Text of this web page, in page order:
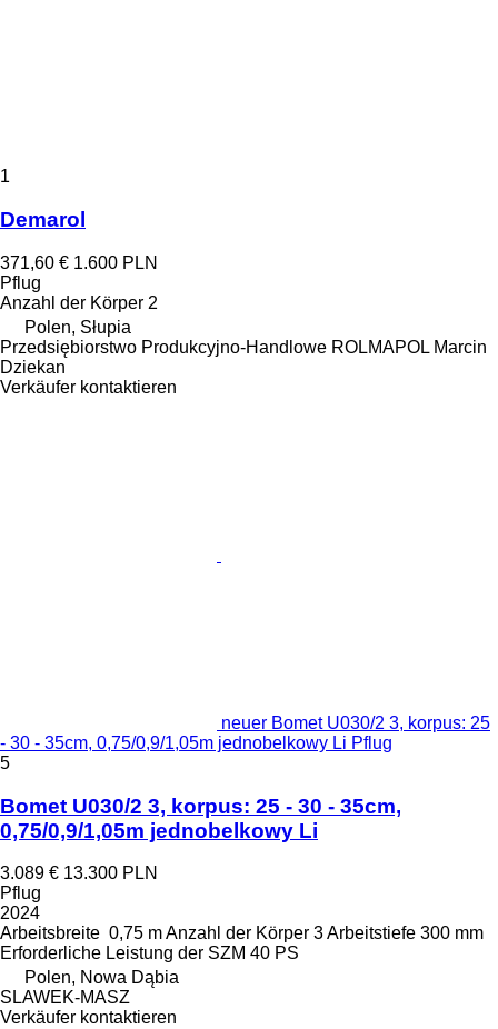
1
Demarol
371,60 € 1.600 PLN
Pflug
Anzahl der Körper 2
Polen, Słupia
Przedsiębiorstwo Produkcyjno-Handlowe ROLMAPOL Marcin
Dziekan
Verkäufer kontaktieren
neuer Bomet U030/2 3, korpus: 25
- 30 - 35cm, 0,75/0,9/1,05m jednobelkowy Li Pflug
5
Bomet U030/2 3, korpus: 25 - 30 - 35cm,
0,75/0,9/1,05m jednobelkowy Li
3.089 € 13.300 PLN
Pflug
2024
Arbeitsbreite 0,75 mAnzahl der Körper 3Arbeitstiefe 300 mm
Erforderliche Leistung der SZM 40 PS
Polen, Nowa Dąbia
SLAWEK-MASZ
Verkäufer kontaktieren